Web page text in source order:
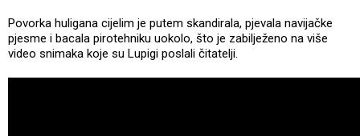
Povorka huligana cijelim je putem skandirala, pjevala navijačke
pjesme i bacala pirotehniku uokolo, što je zabilježeno na više
video snimaka koje su Lupigi poslali čitatelji.